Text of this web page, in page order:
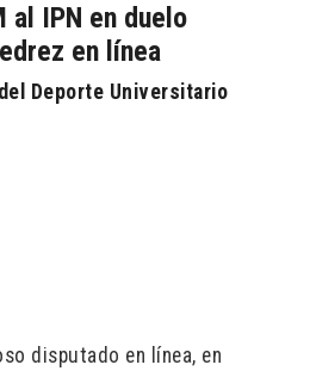
al IPN en duelo
en línea
Deporte Universitario
disputado en línea, en